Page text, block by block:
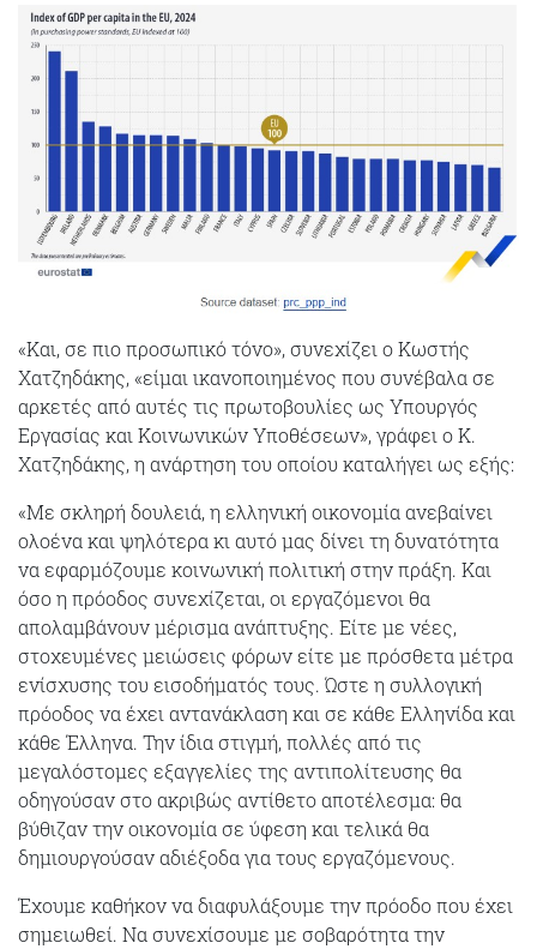
«Και, σε πιο προσωπικό τόνο», συνεχίζει ο Κωστής
Χατζηδάκης, «είμαι ικανοποιημένος που συνέβαλα σε
αρκετές από αυτές τις πρωτοβουλίες ως Υπουργός
Εργασίας και Κοινωνικών Υποθέσεων», γράφει ο Κ.
Χατζηδάκης, η ανάρτηση του οποίου καταλήγει ως εξής:
«Με σκληρή δουλειά, η ελληνική οικονομία ανεβαίνει
ολοένα και ψηλότερα κι αυτό μας δίνει τη δυνατότητα
να εφαρμόζουμε κοινωνική πολιτική στην πράξη. Και
όσο η πρόοδος συνεχίζεται, οι εργαζόμενοι θα
απολαμβάνουν μέρισμα ανάπτυξης. Είτε με νέες,
στοχευμένες μειώσεις φόρων είτε με πρόσθετα μέτρα
ενίσχυσης του εισοδήματός τους. Ώστε η συλλογική
πρόοδος να έχει αντανάκλαση και σε κάθε Ελληνίδα και
κάθε Έλληνα. Την ίδια στιγμή, πολλές από τις
μεγαλόστομες εξαγγελίες της αντιπολίτευσης θα
οδηγούσαν στο ακριβώς αντίθετο αποτέλεσμα: θα
βύθιζαν την οικονομία σε ύφεση και τελικά θα
δημιουργούσαν αδιέξοδα για τους εργαζόμενους.
Έχουμε καθήκον να διαφυλάξουμε την πρόοδο που έχει
σημειωθεί. Να συνεχίσουμε με σοβαρότητα την